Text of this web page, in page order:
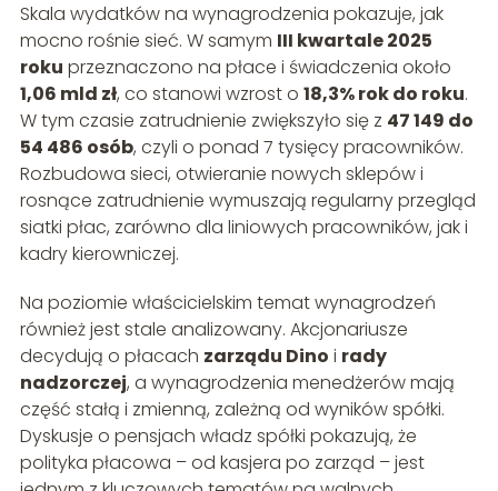
Skala wydatków na wynagrodzenia pokazuje, jak
mocno rośnie sieć. W samym III kwartale 2025
roku przeznaczono na płace i świadczenia około
1,06 mld zł, co stanowi wzrost o 18,3% rok do roku.
W tym czasie zatrudnienie zwiększyło się z 47 149 do
54 486 osób, czyli o ponad 7 tysięcy pracowników.
Rozbudowa sieci, otwieranie nowych sklepów i
rosnące zatrudnienie wymuszają regularny przegląd
siatki płac, zarówno dla liniowych pracowników, jak i
kadry kierowniczej.
Na poziomie właścicielskim temat wynagrodzeń
również jest stale analizowany. Akcjonariusze
decydują o płacach zarządu Dino i rady
nadzorczej, a wynagrodzenia menedżerów mają
część stałą i zmienną, zależną od wyników spółki.
Dyskusje o pensjach władz spółki pokazują, że
polityka płacowa – od kasjera po zarząd – jest